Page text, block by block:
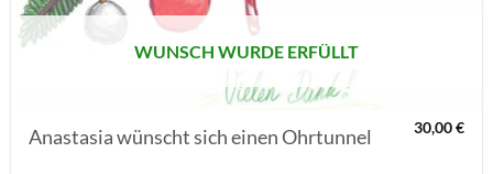
WUNSCH WURDE ERFÜLLT
Anastasia wünscht sich einen Ohrtunnel 30,00€